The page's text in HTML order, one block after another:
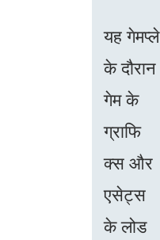
यह गेमप्ले
के दौरान
गेम के
ग्राफि
क्स और
एसेट्स
के लोड